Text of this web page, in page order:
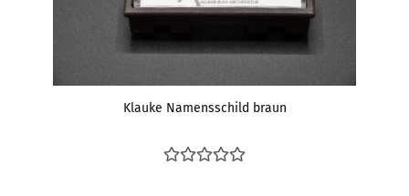
Klauke Namensschild braun